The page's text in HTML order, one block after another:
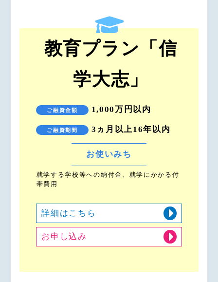
教育プラン「信
学大志」
ご融資金額 1,000万円以内
ご融資期間 3ヵ月以上16年以内
お使いみち
就学する学校等への納付金、就学にかかる付
帯費用
詳細はこちら
お申し込み